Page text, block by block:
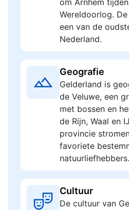
om Arnhem
Wereldoorlog.
een van de
Nederland.
Geografie
Gelderland is
de Veluwe, een
met bossen en
de Rijn, Waal en
provincie
favoriete
natuurliefhebbers.
Cultuur
De cultuur van